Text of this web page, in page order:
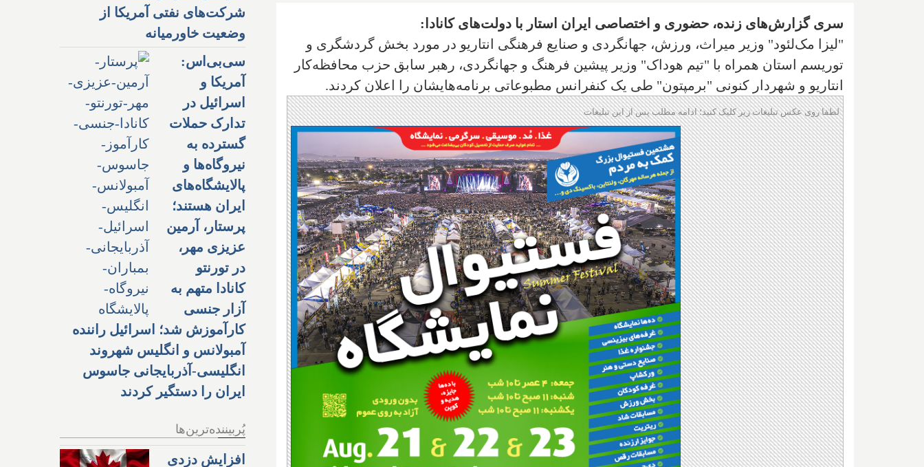
سری گزارش‌های زنده، حضوری و اختصاصی ایران استار با دولت‌های کانادا:
"لیزا مک‌لئود" وزیر میراث، ورزش، جهانگردی و صنایع فرهنگی انتاریو در مورد بخش گردشگری و
توریسم استان همراه با "تیم هوداک" وزیر پیشین فرهنگ و جهانگردی، رهبر سابق حزب محافظه‌کار
انتاریو و شهردار کنونی "برمپتون" طی یک کنفرانس مطبوعاتی برنامه‌هایشان را اعلان کردند.
لطفا روی عکس تبلیغات زیر کلیک کنید؛ ادامه مطلب پس از این تبلیغات
شرکت‌های نفتی آمریکا از
وضعیت خاورمیانه
سی‌بی‌اس:
آمریکا و
اسرائیل در
تدارک حملات
گسترده به
نیروگاه‌ها و
پالایشگاه‌های
ایران هستند؛
پرستار، آرمین
عزیزی مهر،
در تورنتو
کانادا متهم به
آزار جنسی
کارآموزش شد؛ اسرائیل راننده
آمبولانس و انگلیس شهروند
انگلیسی-آذربایجانی جاسوس
ایران را دستگیر کردند
پُربیننده‌ترین‌ها
افزایش دزدی